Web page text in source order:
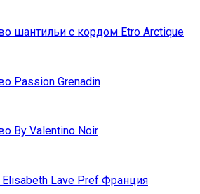
шантильи с кордом Etro Arctique
Passion Grenadin
By Valentino Noir
Lave Pref Франция